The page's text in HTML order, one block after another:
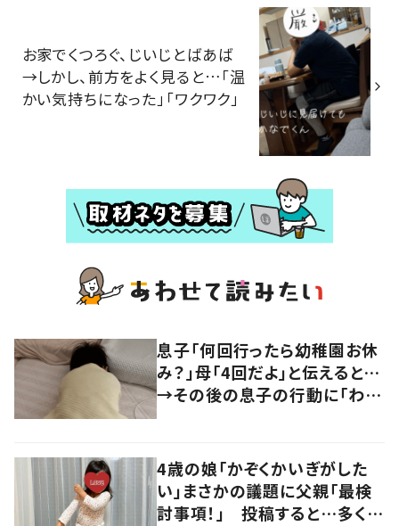
お家でくつろぐ、じいじとばあば
→しかし、前方をよく見ると…「温
かい気持ちになった」「ワクワク」
息子「何回行ったら幼稚園お休
み？」母「4回だよ」と伝えると…
→その後の息子の行動に「わか
4歳の娘「かぞくかいぎがした
い」まさかの議題に父親「最検
討事項！」 投稿すると…多くの